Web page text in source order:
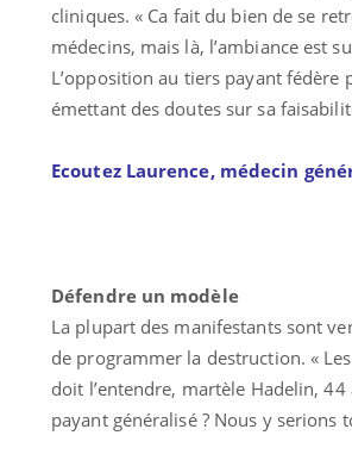
cliniques. « Ca fait du bien de se
médecins, mais là, l’ambiance est
L’opposition au tiers payant
émettant des doutes sur sa
Ecoutez Laurence, médecin
Défendre un modèle
La plupart des manifestants sont
de programmer la destruction. «
doit l’entendre, martèle Hadelin,
payant généralisé ? Nous y serions